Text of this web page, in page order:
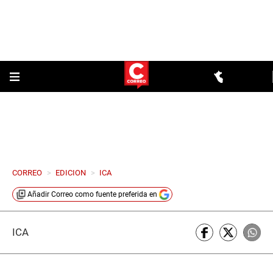
CORREO > EDICION > ICA
Añadir Correo como fuente preferida en
ICA